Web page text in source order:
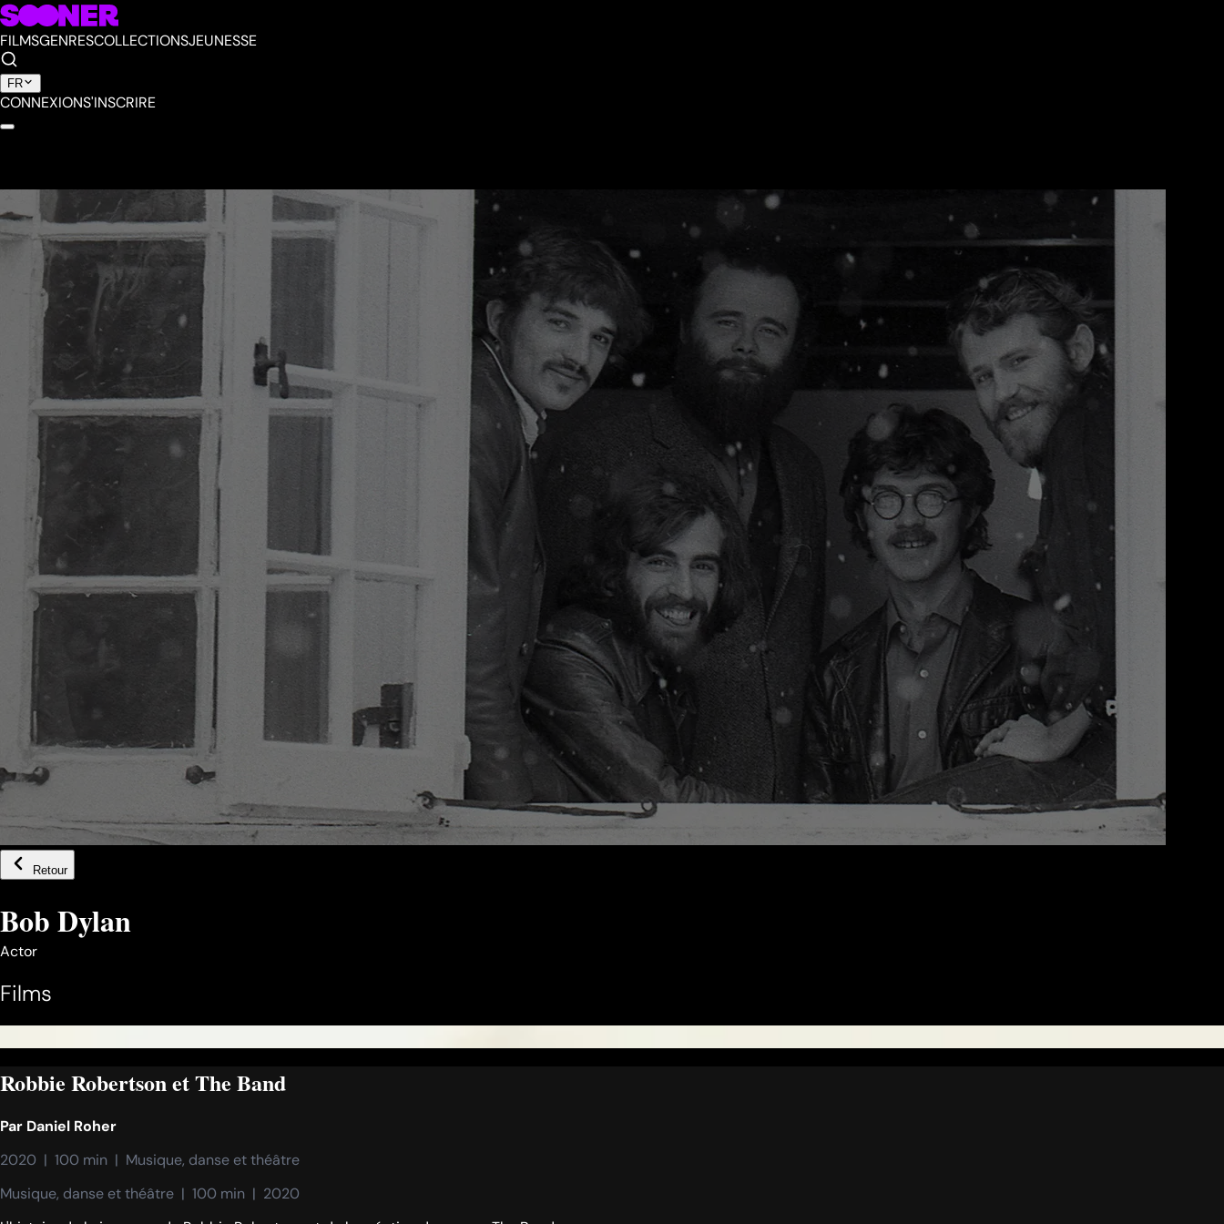
FILMSGENRESCOLLECTIONSJEUNESSE
FR
CONNEXIONS'INSCRIRE
Retour
Bob Dylan
Actor
Films
Robbie Robertson et The Band
Par Daniel Roher
2020  |  100 min  |  Musique, danse et théâtre
Musique, danse et théâtre  |  100 min  |  2020